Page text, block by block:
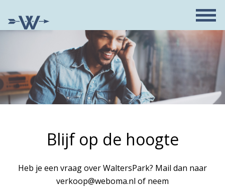
Blijf op de hoogte
Heb je een vraag over WaltersPark? Mail dan naar
verkoop@weboma.nl of neem